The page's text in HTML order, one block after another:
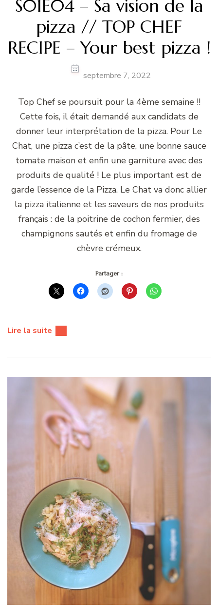
S01E04 – Sa vision de la
pizza // TOP CHEF
RECIPE – Your best pizza !
septembre 7, 2022
Top Chef se poursuit pour la 4ème semaine !!
Cette fois, il était demandé aux candidats de
donner leur interprétation de la pizza. Pour Le
Chat, une pizza c’est de la pâte, une bonne sauce
tomate maison et enfin une garniture avec des
produits de qualité ! Le plus important est de
garde l’essence de la Pizza. Le Chat va donc allier
la pizza italienne et les saveurs de nos produits
français : de la poitrine de cochon fermier, des
champignons sautés et enfin du fromage de
chèvre crémeux.
Partager :
Lire la suite